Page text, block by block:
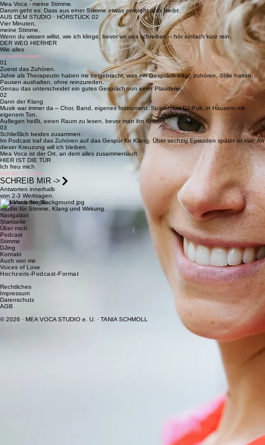
DER NAME
Wie es zu Mea Voca kam.
In jedem Beruf, den ich hatte, war das Werkzeug dasselbe – Stimme, Klang, Raum. In der
Therapie habe ich Stimmen zugehört. Beim Auflegen Räume gelesen. Im Podcast beides
zusammengebracht.
Mea Voca - meine Stimme.
Darum geht es: Dass aus einer Stimme etwas entsteht, das bleibt.
AUS DEM STUDIO · HÖRSTÜCK 02
Vier Minuten,
meine Stimme.
Wenn du wissen willst, wie ich klinge, bevor wir uns schreiben – hör einfach kurz rein.
DER WEG HIERHER
Wie alles
zusammenkam.
01
Zuerst das Zuhören.
Jahre als Therapeutin haben mir beigebracht, was ein Gespräch trägt: zuhören, Stille halten,
Pausen aushalten, ohne reinzureden.
Genau das unterscheidet ein gutes Gespräch von einer Plauderei.
02
Dann der Klang
Musik war immer da – Chor, Band, eigenes Instrument. Später das DJ-Pult, in Häusern mit
eigenem Ton.
Auflegen heißt, einen Raum zu lesen, bevor man ihn füllt.
03
Schließlich beides zusammen.
Im Podcast traf das Zuhören auf das Gespür für Klang. Über sechzig Episoden später ist klar: An
dieser Kreuzung will ich bleiben.
Mea Voca ist der Ort, an dem alles zusammenläuft.
HIER IST DIE TÜR
Ich freu mich
von dir zu hören!
SCHREIB MIR ->
Antworten innerhalb
von 2-3 Werktagen.
Mea Voca Studio
Studio für Stimme, Klang und Wirkung.
Navigation
Startseite
Über mich
Podcast
Stimme
Kontakt
Auch von mir
Voices of Love
Hochzeits-Podcast-Format
Rechtliches